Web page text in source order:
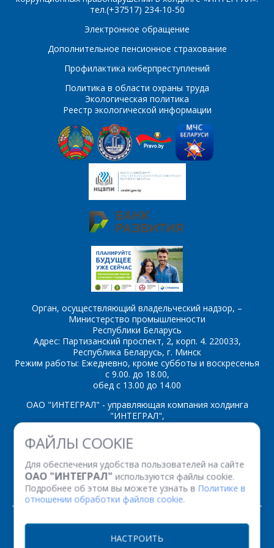
ФАЙЛЫ COOKIE
Для обеспечения удобства пользователей на сайте
ОАО "ИНТЕГРАЛ" используются файлы cookie.
Подробнее об этом вы можете узнать в Политике в
отношении обработки файлов cookie.
НАСТРОИТЬ
тел.(+37517) 234-10-50
Электронное обращение
Дополнительное пенсионное страхование
Профилактика киберпреступлений
Политика в области охраны труда
Экологическая политика
Реестр экологической информации
Орган, осуществляющий владельческий надзор, –
Министерство промышленности
Республики Беларусь
Адрес: Партизанский проспект, 2, корп. 4. 220033,
Республика Беларусь, г. Минск
Режим работы: Ежедневно, кроме субботы и воскресенья
с 9.00. до 18.00,
обед с 13.00 до 14.00
ОАО "ИНТЕГРАЛ" - управляющая компания холдинга
"ИНТЕГРАЛ",
ул. Казинца И.П., д.121А, комната 327, г. Минск, 220108,
Республика Беларусь
Факс: (+375 17) 338 12 94 УНП 100386629
Рег. номер 100386629 от 01.08.2013 г.
© 2026. Все права защищены.
Телефон*
E-mail*
Интересующий товар/
услуга, их количество
Комментарий*
- обязательные
поля
Интересующий товар/
услуга
Сообщение*
Я согласен на
персональных данных*
*- обязательные
поля
ОТПРАВИТЬ